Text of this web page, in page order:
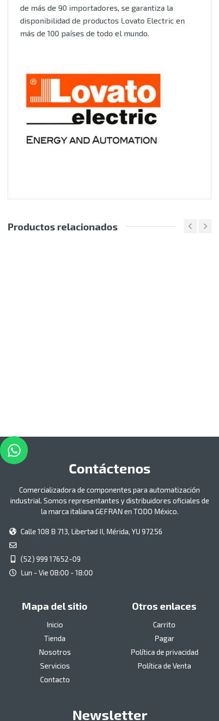
de más de 90 importadores, se garantiza la
disponibilidad de productos Lovato Electric en
más de 100 países de todo el mundo.
Productos relacionados
Contáctenos
Comercializadora de componentes para automatización
industrial. Somos representantes y distribuidores oficiales de
la marca italiana GEFRAN en TODO México.
Calle 108 B 713, Libertad II, Mérida, YU 97256
(52) 999 17652-09
Lun - Vie 08:00 - 18:00
Mapa del sitio
Inicio
Tienda
Nosotros
Servicios
Contacto
Otros enlaces
Carrito
Pagar
Política de privacidad
Política de Venta
Newsletter